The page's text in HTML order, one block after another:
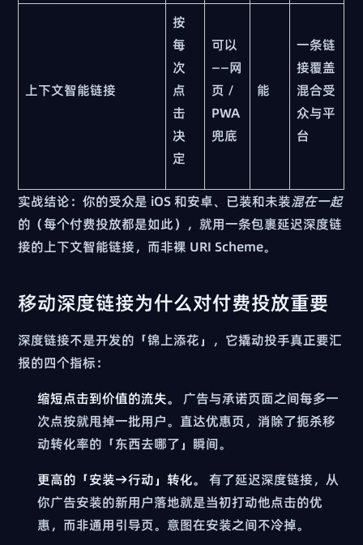
上下文智能链接
按
每
次
点
击
决
定
可以
——网
页 /
PWA
兜底
能
一条链
接覆盖
混合受
众与平
台
实战结论：你的受众是 iOS 和安卓、已装和未装混在一起
的（每个付费投放都是如此），就用一条包裹延迟深度链
接的上下文智能链接，而非裸 URI Scheme。
移动深度链接为什么对付费投放重要
深度链接不是开发的「锦上添花」，它撬动投手真正要汇
报的四个指标：
缩短点击到价值的流失。
广告与承诺页面之间每多一
次点按就甩掉一批用户。直达优惠页，消除了扼杀移
动转化率的「东西去哪了」瞬间。
更高的「安装→行动」转化。
有了延迟深度链接，从
你广告安装的新用户落地就是当初打动他点击的优
惠，而非通用引导页。意图在安装之间不冷掉。